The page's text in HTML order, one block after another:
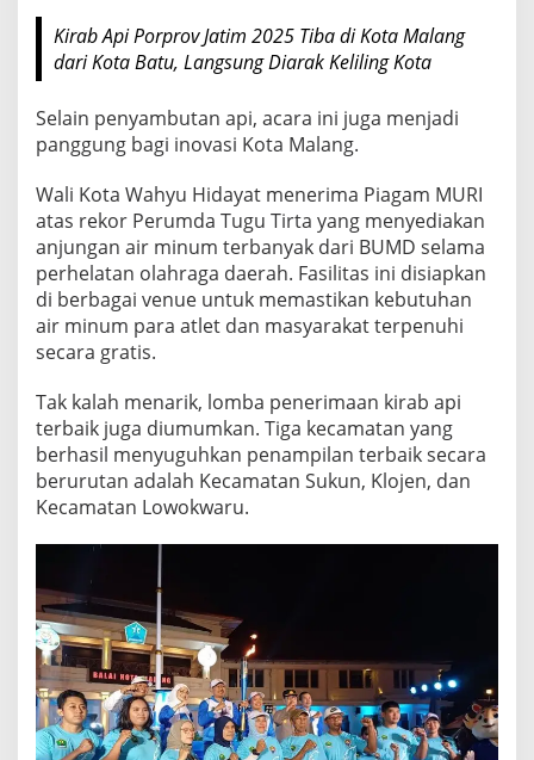
o
t
a
a
n
g
Kirab Api Porprov Jatim 2025 Tiba di Kota Malang
dari Kota Batu, Langsung Diarak Keliling Kota
Selain penyambutan api, acara ini juga menjadi
panggung bagi inovasi Kota Malang.
Wali Kota Wahyu Hidayat menerima Piagam MURI
atas rekor Perumda Tugu Tirta yang menyediakan
anjungan air minum terbanyak dari BUMD selama
perhelatan olahraga daerah. Fasilitas ini disiapkan
di berbagai venue untuk memastikan kebutuhan
air minum para atlet dan masyarakat terpenuhi
secara gratis.
Tak kalah menarik, lomba penerimaan kirab api
terbaik juga diumumkan. Tiga kecamatan yang
berhasil menyuguhkan penampilan terbaik secara
berurutan adalah Kecamatan Sukun, Klojen, dan
Kecamatan Lowokwaru.